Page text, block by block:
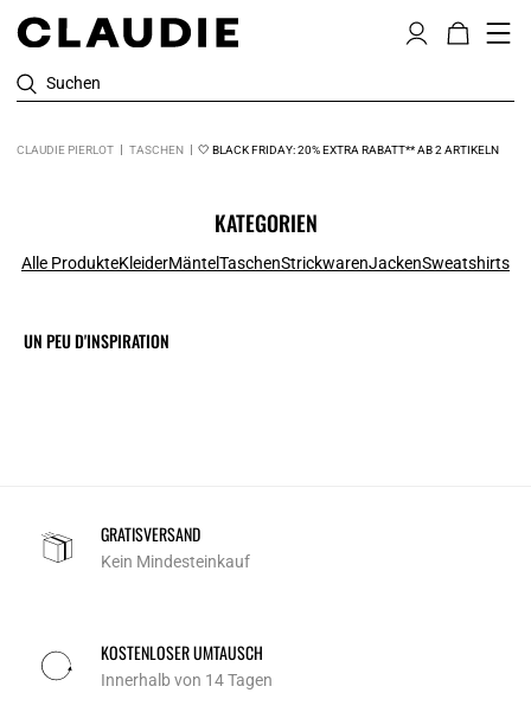
Suchen
CLAUDIE PIERLOT TASCHEN 🤍 BLACK FRIDAY: 20% EXTRA RABATT** AB 2 ARTIKELN
KATEGORIEN
Alle ProdukteKleiderMäntelTaschenStrickwarenJackenSweatshirts
UN PEU D'INSPIRATION
GRATISVERSAND
Kein Mindesteinkauf
KOSTENLOSER UMTAUSCH
Innerhalb von 14 Tagen